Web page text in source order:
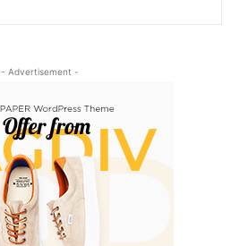
- Advertisement -